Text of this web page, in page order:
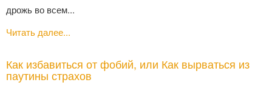
дрожь во всем...
Читать далее...
Как избавиться от фобий, или Как вырваться из
паутины страхов